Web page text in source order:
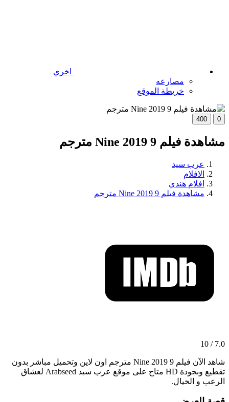
اخري
مصارعه
خريطة الموقع
0
400
مشاهدة فيلم 9 Nine 2019 مترجم
عرب سيد
الافلام
افلام هندي
مشاهدة فيلم 9 Nine 2019 مترجم
7.0 / 10
شاهد الآن فيلم 9 Nine 2019 مترجم اون لاين وتحميل مباشر بدون
تقطيع وبجودة HD متاح على موقع عرب سيد Arabseed لعشاق
الرعب و الخيال.